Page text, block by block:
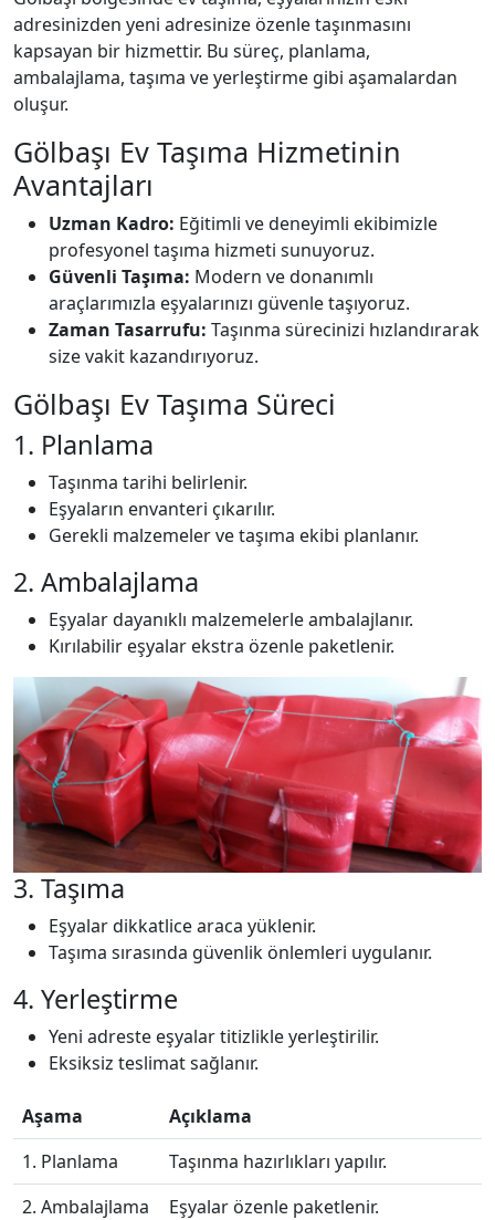
adresinizden yeni adresinize özenle taşınmasını
kapsayan bir hizmettir. Bu süreç, planlama,
ambalajlama, taşıma ve yerleştirme gibi aşamalardan
oluşur.
Gölbaşı Ev Taşıma Hizmetinin
Avantajları
Uzman Kadro: Eğitimli ve deneyimli ekibimizle
profesyonel taşıma hizmeti sunuyoruz.
Güvenli Taşıma: Modern ve donanımlı
araçlarımızla eşyalarınızı güvenle taşıyoruz.
Zaman Tasarrufu: Taşınma sürecinizi hızlandırarak
size vakit kazandırıyoruz.
Gölbaşı Ev Taşıma Süreci
1. Planlama
Taşınma tarihi belirlenir.
Eşyaların envanteri çıkarılır.
Gerekli malzemeler ve taşıma ekibi planlanır.
2. Ambalajlama
Eşyalar dayanıklı malzemelerle ambalajlanır.
Kırılabilir eşyalar ekstra özenle paketlenir.
3. Taşıma
Eşyalar dikkatlice araca yüklenir.
Taşıma sırasında güvenlik önlemleri uygulanır.
4. Yerleştirme
Yeni adreste eşyalar titizlikle yerleştirilir.
Eksiksiz teslimat sağlanır.
Aşama
Açıklama
1. Planlama
Taşınma hazırlıkları yapılır.
2. Ambalajlama
Eşyalar özenle paketlenir.